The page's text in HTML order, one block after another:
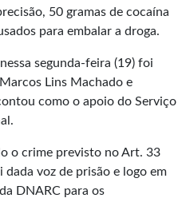
50 gramas de cocaína
para embalar a droga.
segunda-feira (19) foi
Lins Machado e
como o apoio do Serviço
o crime previsto no Art. 33
dada voz de prisão e logo em
DNARC para os